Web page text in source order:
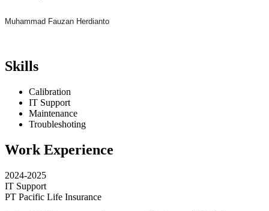
Muhammad Fauzan Herdianto
Skills
Calibration
IT Support
Maintenance
Troubleshoting
Work Experience
2024-2025
IT Support
PT Pacific Life Insurance